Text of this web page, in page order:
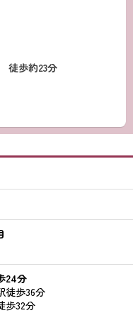
徒歩約23分
24分
徒歩36分
歩32分